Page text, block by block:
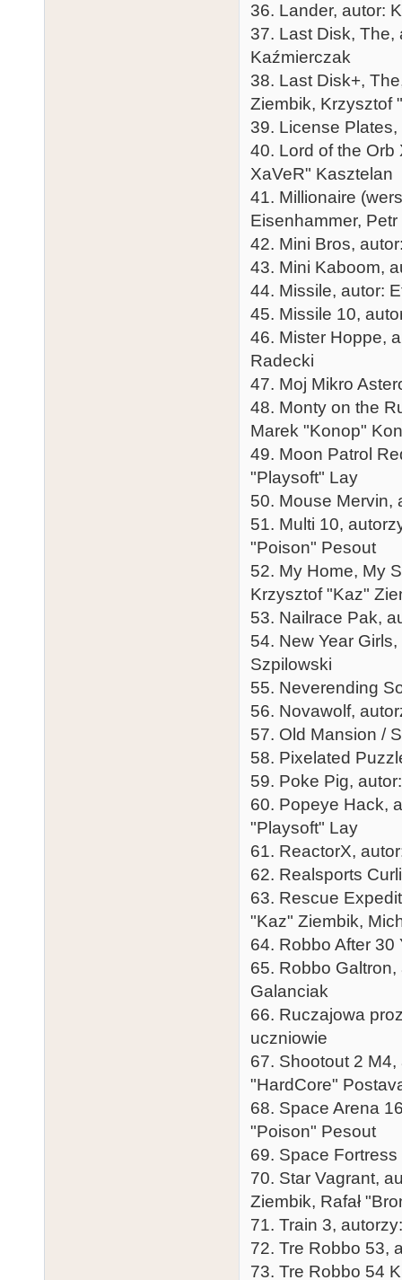
36. Lander, autor:
37. Last Disk, The,
Kaźmierczak
38. Last Disk+,
Ziembik, Krzysztof
39. License
40. Lord of the
XaVeR" Kasztelan
41. Millionaire
Eisenhammer,
42. Mini Bros,
43. Mini Kaboom,
44. Missile, autor:
45. Missile 10,
46. Mister Hoppe,
Radecki
47. Moj Mikro
48. Monty on the
Marek "Konop"
49. Moon Patrol
"Playsoft" Lay
50. Mouse Mervin,
51. Multi 10,
"Poison" Pesout
52. My Home, My
Krzysztof "Kaz"
53. Nailrace Pak,
54. New Year
Szpilowski
55. Neverending
56. Novawolf,
57. Old Mansion /
58. Pixelated
59. Poke Pig,
60. Popeye Hack,
"Playsoft" Lay
61. ReactorX,
62. Realsports
63. Rescue
"Kaz" Ziembik,
64. Robbo After
65. Robbo
Galanciak
66. Ruczajowa
uczniowie
67. Shootout 2
"HardCore"
68. Space Arena
"Poison" Pesout
69. Space
70. Star Vagrant,
Ziembik, Rafał
71. Train 3,
72. Tre Robbo 53,
73. Tre Robbo 54